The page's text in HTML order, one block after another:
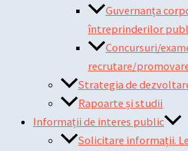
Guvernanța
întreprinderilor
Concursuri/
recrutare/
Strategia de
Rapoarte și studii
Informații de interes public
Solicitare informații.